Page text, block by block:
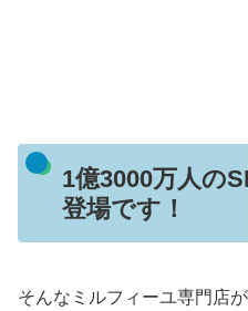
1億3000万人の
登場です！
そんなミルフィーユ専門店